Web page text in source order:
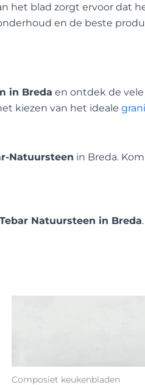
blad zorgt ervoor dat
en de beste
in Breda en ontdek de
kiezen van het ideale
Natuursteen in Breda.
Tebar Natuursteen in Breda
Composiet keukenbladen